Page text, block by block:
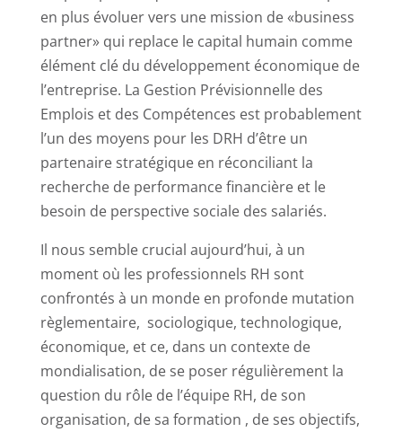
en plus évoluer vers une mission de «business
partner» qui replace le capital humain comme
élément clé du développement économique de
l’entreprise. La Gestion Prévisionnelle des
Emplois et des Compétences est probablement
l’un des moyens pour les DRH d’être un
partenaire stratégique en réconciliant la
recherche de performance financière et le
besoin de perspective sociale des salariés.
Il nous semble crucial aujourd’hui, à un
moment où les professionnels RH sont
confrontés à un monde en profonde mutation
règlementaire, sociologique, technologique,
économique, et ce, dans un contexte de
mondialisation, de se poser régulièrement la
question du rôle de l’équipe RH, de son
organisation, de sa formation , de ses objectifs,